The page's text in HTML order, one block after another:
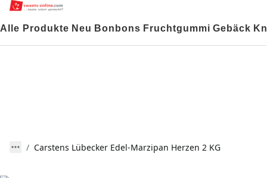
Alle Produkte Neu Bonbons Fruchtgummi Gebäck
Carstens Lübecker Edel-Marzipan Herzen 2 KG